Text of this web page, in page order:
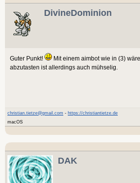
DivineDominion
Guter Punkt!
Mit einem aimbot wie in (3)
abzutasten ist allerdings auch mühselig.
christian.tietze@gmail.com - https://christiantietze.de
macOS
DAK